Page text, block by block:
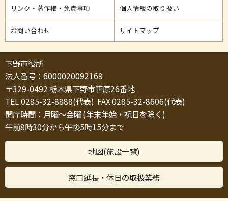
リンク・著作権・免責事項 個人情報の取り扱い
お問い合わせ サイトマップ
下野市役所
法人番号：6000020092169
〒329-0492 栃木県下野市笹原26番地
TEL 0285-32-8888(代表) FAX 0285-32-8606(代表)
開庁時間：月曜～金曜 (年末年始・祝日を除く)
午前8時30分から午後5時15分まで
地図(施設一覧)
窓口延長・休日の取扱業務